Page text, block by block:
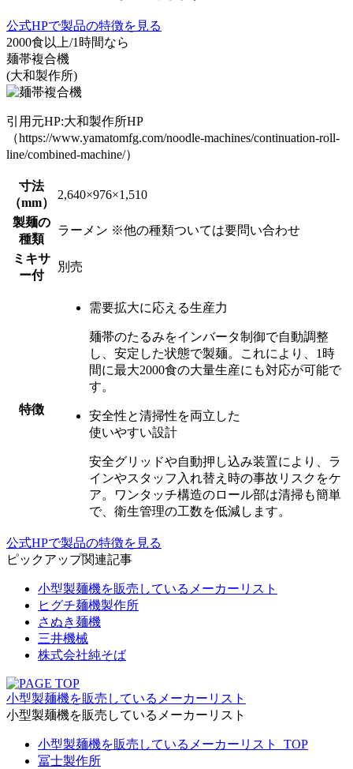
公式HPで製品の特徴を見る
2000食以上/1時間なら
麺帯複合機
(大和製作所)
引用元HP:大和製作所HP
（https://www.yamatomfg.com/noodle-machines/continuation-roll-
line/combined-machine/）
寸法
（mm）
2,640×976×1,510
製麺の
種類
ラーメン ※他の種類ついては要問い合わせ
ミキサ
ー付
別売
特徴
需要拡大に応える生産力
麺帯のたるみをインバータ制御で自動調整
し、 安定した状態で製麺。
これにより、1時
間に最大2000食の大量生産にも対応が可能で
す。
安全性と清掃性を両立した
使いやすい設計
安全グリッドや自動押し込み装置により、 ラ
インやスタッフ入れ替え時の事故リスクをケ
ア。
ワンタッチ構造のロール部は清掃も簡単
で、衛生管理の工数を低減します。
公式HPで製品の特徴を見る
ピックアップ関連記事
小型製麺機を販売しているメーカーリスト
ヒグチ麺機製作所
さぬき麺機
三井機械
株式会社純そば
小型製麺機を販売しているメーカーリスト
小型製麺機を販売しているメーカーリスト
小型製麺機を販売しているメーカーリスト_TOP
冨士製作所